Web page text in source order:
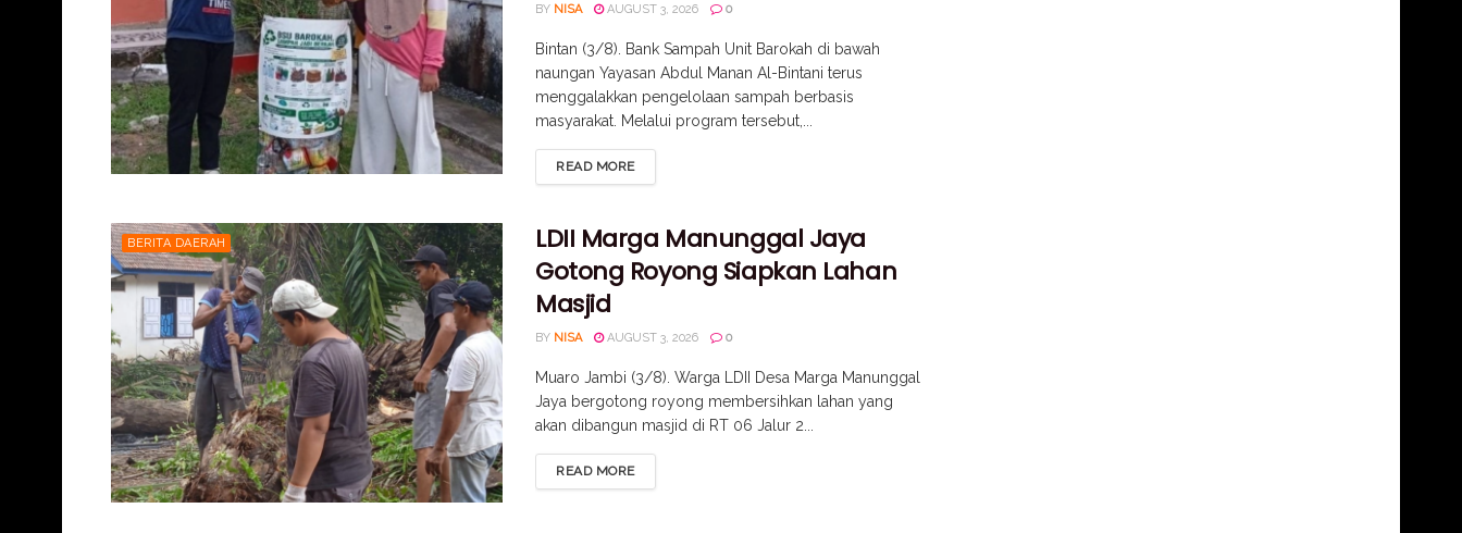
BY NISA AUGUST 3, 2026 0
Bintan (3/8). Bank Sampah Unit Barokah di bawah
naungan Yayasan Abdul Manan Al-Bintani terus
menggalakkan pengelolaan sampah berbasis
masyarakat. Melalui program tersebut,...
READ MORE
BERITA DAERAH
LDII Marga Manunggal Jaya
Gotong Royong Siapkan Lahan
Masjid
BY NISA AUGUST 3, 2026 0
Muaro Jambi (3/8). Warga LDII Desa Marga Manunggal
Jaya bergotong royong membersihkan lahan yang
akan dibangun masjid di RT 06 Jalur 2...
READ MORE